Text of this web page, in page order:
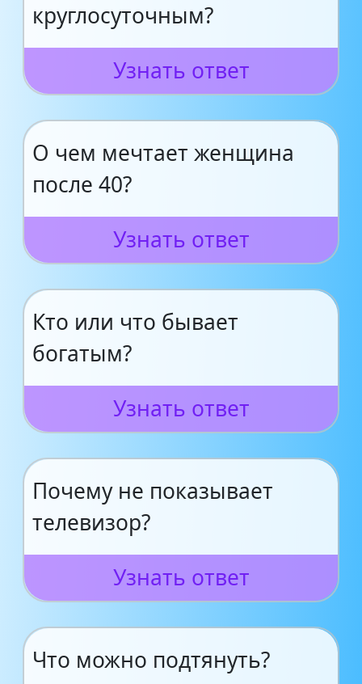
круглосуточным?
Узнать ответ
О чем мечтает женщина
после 40?
Узнать ответ
Кто или что бывает
богатым?
Узнать ответ
Почему не показывает
телевизор?
Узнать ответ
Что можно подтянуть?